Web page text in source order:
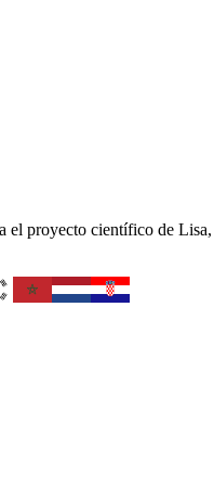
el proyecto científico de